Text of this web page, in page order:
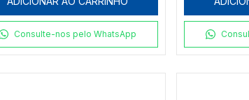
Consulte-nos pelo WhatsApp